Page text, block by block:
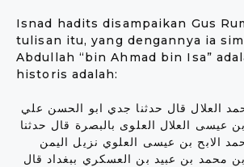
Isnad hadits disampaikan Gus
tulisan itu, yang dengannya ia
Abdullah “bin Ahmad bin Isa”
historis adalah:
العلال قال حدثنا جدي ابو الحسن علي
عيسى العلال العلوى بالبصرة قال حدثنا
الابح بن عيسى العلوي نزيل اليمن
محمد بن عبيد بن العسكري ببغداد قال